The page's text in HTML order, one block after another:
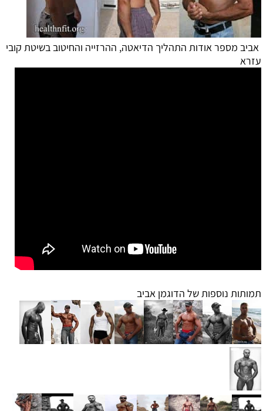
אביב מספר אודות התהליך הדיאטה, ההרזייה והחיטוב בשיטת קובי
עזרא
תמותות נוספות של הדוגמן אביב